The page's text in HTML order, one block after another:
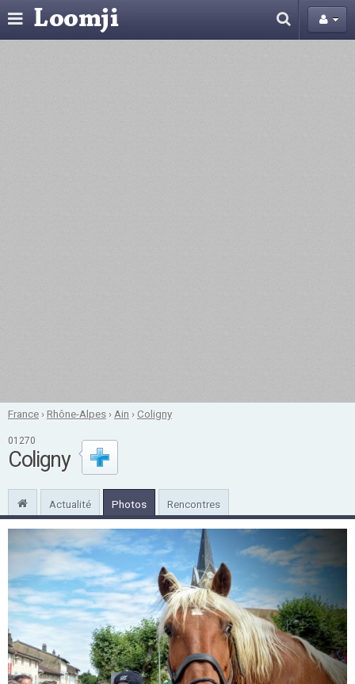
France ›Rhône-Alpes › Ain ›Coligny
01270
Coligny
Actualité Photos Rencontres